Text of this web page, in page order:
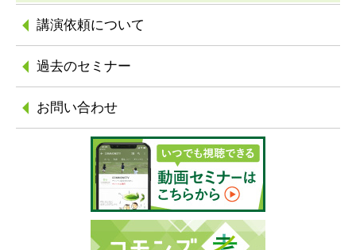
講演依頼について
過去のセミナー
お問い合わせ